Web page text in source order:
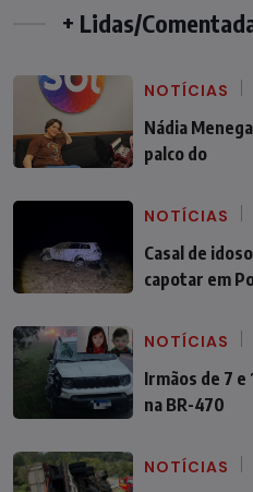
+ Lidas/
NOTÍCIAS
Nádia
palco do
NOTÍCIAS
Casal de
capotar em
NOTÍCIAS
Irmãos de 7
na BR-470
NOTÍCIAS